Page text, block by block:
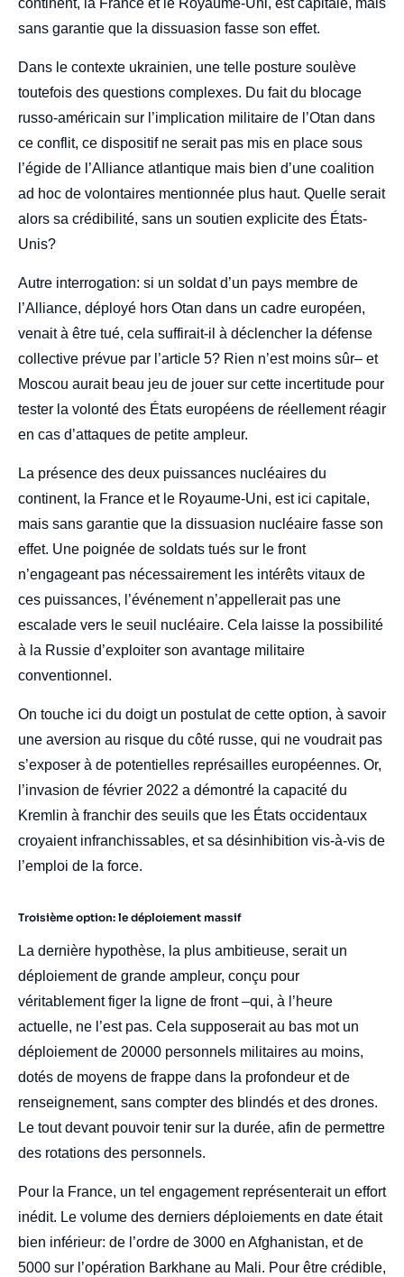
continent, la France et le Royaume-Uni, est capitale, mais
sans garantie que la dissuasion fasse son effet.
Dans le contexte ukrainien, une telle posture soulève
toutefois des questions complexes. Du fait du blocage
russo-américain sur l’implication militaire de l’Otan dans
ce conflit, ce dispositif ne serait pas mis en place sous
l’égide de l’Alliance atlantique mais bien d’une coalition
ad hoc de volontaires mentionnée plus haut. Quelle serait
alors sa crédibilité, sans un soutien explicite des États-
Unis?
Autre interrogation: si un soldat d’un pays membre de
l’Alliance, déployé hors Otan dans un cadre européen,
venait à être tué, cela suffirait-il à déclencher la défense
collective prévue par l’article 5? Rien n’est moins sûr– et
Moscou aurait beau jeu de jouer sur cette incertitude pour
tester la volonté des États européens de réellement réagir
en cas d’attaques de petite ampleur.
La présence des deux puissances nucléaires du
continent, la France et le Royaume-Uni, est ici capitale,
mais sans garantie que la dissuasion nucléaire fasse son
effet. Une poignée de soldats tués sur le front
n’engageant pas nécessairement les intérêts vitaux de
ces puissances, l’événement n’appellerait pas une
escalade vers le seuil nucléaire. Cela laisse la possibilité
à la Russie d’exploiter son avantage militaire
conventionnel.
On touche ici du doigt un postulat de cette option, à savoir
une aversion au risque du côté russe, qui ne voudrait pas
s’exposer à de potentielles représailles européennes. Or,
l’invasion de février 2022 a démontré la capacité du
Kremlin à franchir des seuils que les États occidentaux
croyaient infranchissables, et sa désinhibition vis-à-vis de
l’emploi de la force.
Troisième option: le déploiement massif
La dernière hypothèse, la plus ambitieuse, serait un
déploiement de grande ampleur, conçu pour
véritablement figer la ligne de front –qui, à l’heure
actuelle, ne l’est pas. Cela supposerait au bas mot un
déploiement de 20000 personnels militaires au moins,
dotés de moyens de frappe dans la profondeur et de
renseignement, sans compter des blindés et des drones.
Le tout devant pouvoir tenir sur la durée, afin de permettre
des rotations des personnels.
Pour la France, un tel engagement représenterait un effort
inédit. Le volume des derniers déploiements en date était
bien inférieur: de l’ordre de 3000 en Afghanistan, et de
5000 sur l’opération Barkhane au Mali. Pour être crédible,